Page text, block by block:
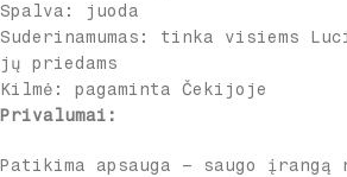
Spalva: juoda
Suderinamumas: tinka visiems
jų priedams
Kilmė: pagaminta Čekijoje
Privalumai:
Patikima apsauga – saugo įrangą